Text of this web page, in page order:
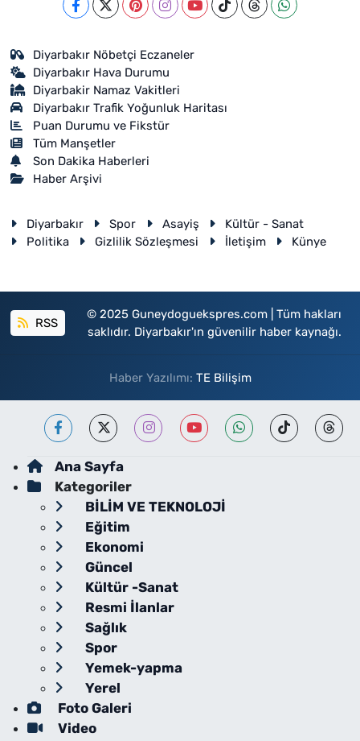
Diyarbakır Nöbetçi Eczaneler
Diyarbakır Hava Durumu
Diyarbakir Namaz Vakitleri
Diyarbakır Trafik Yoğunluk Haritası
Puan Durumu ve Fikstür
Tüm Manşetler
Son Dakika Haberleri
Haber Arşivi
Diyarbakır Spor Asayiş
Kültür - Sanat
Politika
Gizlilik Sözleşmesi İletişim Künye
RSS
© 2025 Guneydoguekspres.com | Tüm hakları
saklıdır. Diyarbakır'ın güvenilir haber kaynağı.
Haber Yazılımı: TE Bilişim
Ana Sayfa
Kategoriler
BİLİM VE TEKNOLOJİ
Eğitim
Ekonomi
Güncel
Kültür -Sanat
Resmi İlanlar
Sağlık
Spor
Yemek-yapma
Yerel
Foto Galeri
Video